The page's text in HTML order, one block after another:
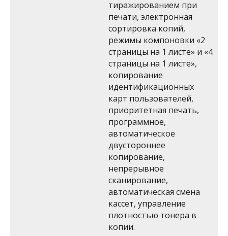
тиражированием при
печати, электронная
сортировка копий,
режимы компоновки «2
страницы на 1 листе» и «4
страницы на 1 листе»,
копирование
идентификационных
карт пользователей,
приоритетная печать,
программное,
автоматическое
двустороннее
копирование,
непрерывное
сканирование,
автоматическая смена
кассет, управление
плотностью тонера в
копии.